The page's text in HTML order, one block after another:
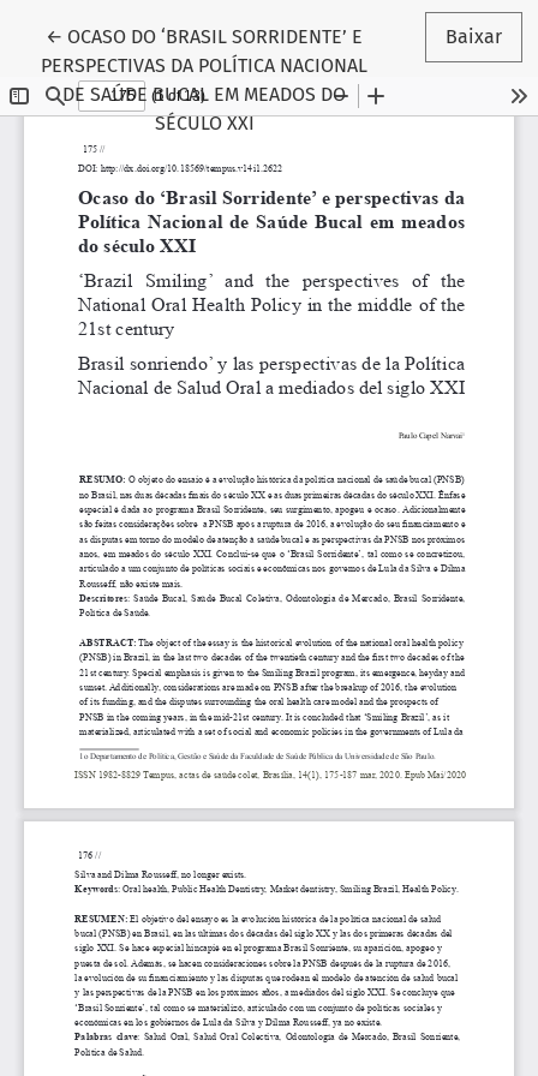
← Voltar aos Detalhes do Artigo
OCASO DO ‘BRASIL SORRIDENTE’ E
PERSPECTIVAS DA POLÍTICA NACIONAL
DE SAÚDE BUCAL EM MEADOS DO
SÉCULO XXI
Baixar